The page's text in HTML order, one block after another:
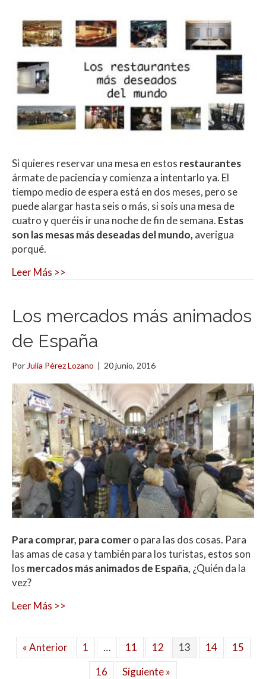
Si quieres reservar una mesa en estos restaurantes
ármate de paciencia y comienza a intentarlo ya. El
tiempo medio de espera está en dos meses, pero se
puede alargar hasta seis o más, si sois una mesa de
cuatro y queréis ir una noche de fin de semana. Estas
son las mesas más deseadas del mundo, averigua
porqué.
Leer Más >>
Los mercados más animados
de España
Por Julia Pérez Lozano | 20 junio, 2016
Para comprar, para comero para las dos cosas. Para
las amas de casa y también para los turistas, estos son
los mercados más animados de España, ¿Quién da la
vez?
Leer Más >>
« Anterior 1 … 11 12 13 14
15
16
Siguiente »